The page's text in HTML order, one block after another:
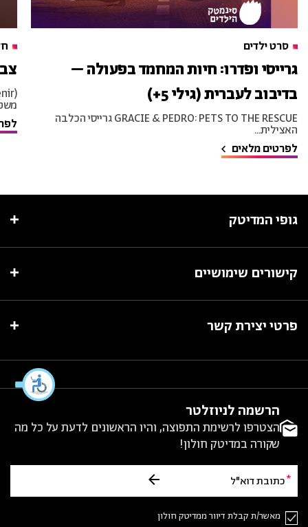
סרט ילדים
גרייסי ופדרו: חיות המחמד בפעולה –
בדיבוב לעברית (גילי 5+)
GRACIE & PEDRO: PETS TO THE RESCUE גרייסי הכלבה
האצילית...
לפרטים מלאים
גופי המדיטק
קישורים שימושיים
פרטי יצירת קשר
הרשמה לניוזלטר
הצטרפו לרשימת התפוצה, והיו הראשונים לדעת על כל מה
שקורה במדיטק חולון!
מאשר/ת קבלת דיוור ממדיטק חולון